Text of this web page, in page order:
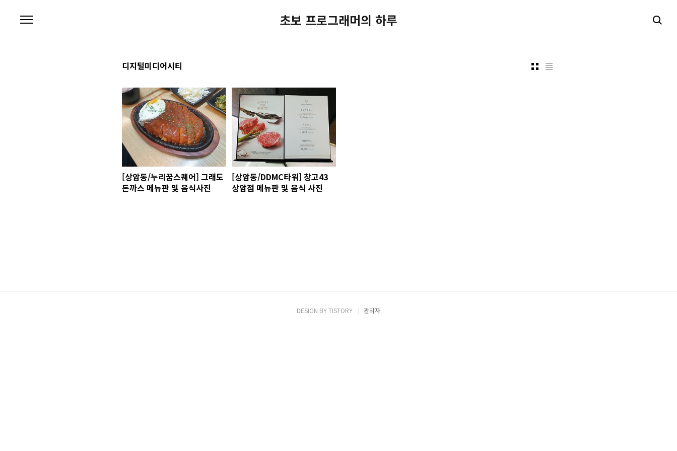
초보 프로그래머의 하루
디지털미디어시티
[상암동/누리꿈스퀘어] 그래도
돈까스 메뉴판 및 음식사진
[상암동/DDMC타워] 창고43
상암점 메뉴판 및 음식 사진
DESIGN BYTISTORY 관리자